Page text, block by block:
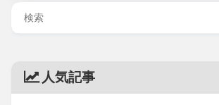
人気記事